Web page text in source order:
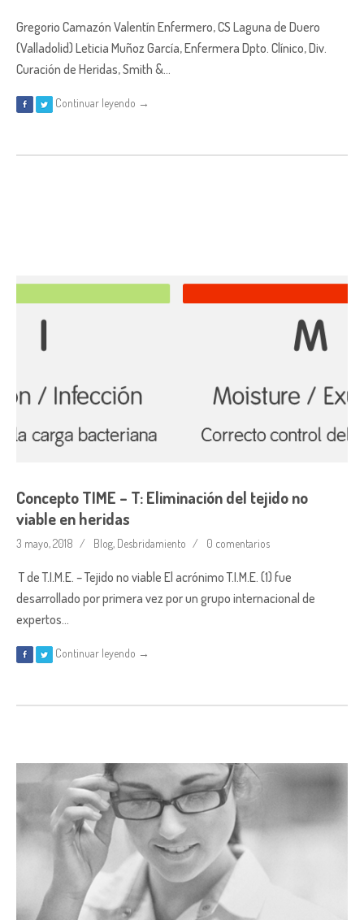
Gregorio Camazón Valentín Enfermero, CS Laguna de Duero
(Valladolid) Leticia Muñoz García, Enfermera Dpto. Clínico, Div.
Curación de Heridas, Smith &…
Continuar leyendo →
Concepto TIME – T: Eliminación del tejido no
viable en heridas
3 mayo, 2018 Blog, Desbridamiento 0 comentarios
T de T.I.M.E. – Tejido no viable El acrónimo T.I.M.E. (1) fue
desarrollado por primera vez por un grupo internacional de
expertos…
Continuar leyendo →